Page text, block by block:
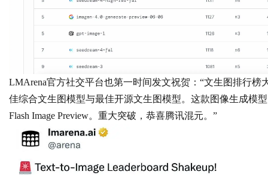
d
LMArena官方社交平台也第一时间发文祝贺：“文生图排行
佳综合文生图模型与最佳开源文生图模型。这款图像生成模型
Flash Image Preview。重大突破，恭喜腾讯混元。”